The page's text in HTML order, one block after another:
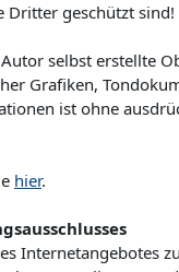
Dritter geschützt sind!
selbst erstellte
Grafiken,
ist ohne
hier.
Internetangebotes